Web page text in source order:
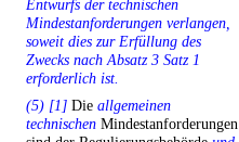
Entwurfs der technischen
Mindestanforderungen verlangen,
soweit dies zur Erfüllung des
Zwecks nach Absatz 3 Satz 1
erforderlich ist.
(5) [1] Die allgemeinen
technischen Mindestanforderungen